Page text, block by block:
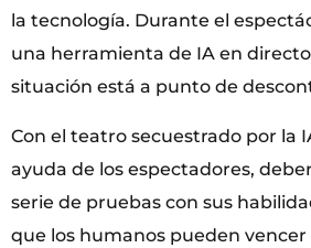
la tecnología. Durante el
una herramienta de IA en
situación está a punto de
Con el teatro secuestrado por la
ayuda de los espectadores,
serie de pruebas con sus
que los humanos pueden